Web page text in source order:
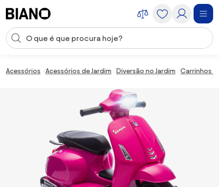
Entrada de pesquisa
Acessórios Acessórios de Jardim Diversão no Jardim Carrinhos e